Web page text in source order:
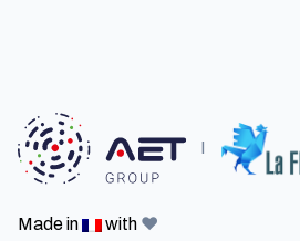
I
Made in with ❤️